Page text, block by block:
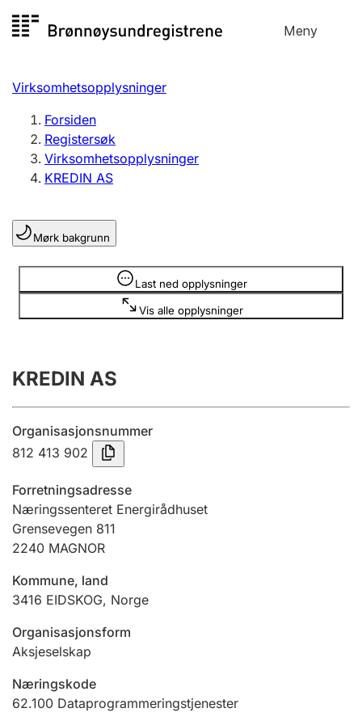
til
Meny
Registersøk
Aksjeselskap
Enkeltpersonforetak
Registrere, endre, slette
Lag og forening
Registrere, endre, slette
Årsregnskap
Innsending og forsinkelsesgebyr
Tinglysing
Jeger
Betaling og jegeravgiftskort
Ektepaktveileder
Virksomhetsopplysninger
Forsiden
Registersøk
Virksomhetsopplysninger
KREDIN AS
Mørk bakgrunn
Last ned opplysninger
Vis alle opplysninger
Opplysninger er skjult
KREDIN AS
Organisasjonsnummer
812 413 902
Forretningsadresse
Næringssenteret Energirådhuset
Grensevegen 811
2240 MAGNOR
Kommune, land
3416 EIDSKOG, Norge
Organisasjonsform
Aksjeselskap
Næringskode
62.100 Dataprogrammeringstjenester